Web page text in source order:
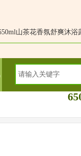
山茶花香氛舒爽沐浴